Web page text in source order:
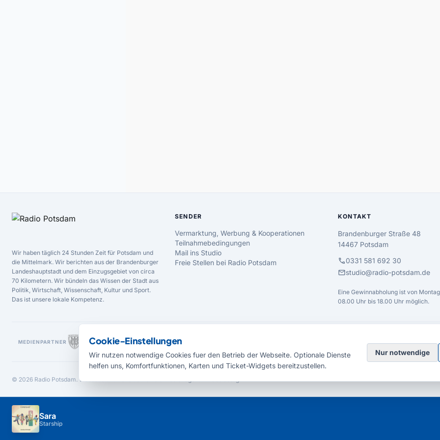
Sara
Starship
Wir haben täglich 24 Stunden Zeit für Potsdam und
die Mittelmark. Wir berichten aus der Brandenburger
Landeshauptstadt und dem Einzugsgebiet von circa
70 Kilometern. Wir bündeln das Wissen der Stadt aus
Politik, Wirtschaft, Wissenschaft, Kultur und Sport.
Das ist unsere lokale Kompetenz.
SENDER
Vermarktung, Werbung & Kooperationen
Teilnahmebedingungen
Mail ins Studio
Freie Stellen bei Radio Potsdam
KONTAKT
Brandenburger Straße 48
14467 Potsdam
call0331 581 692 30
mailstudio@radio-potsdam.de
Eine Gewinnabholung ist von
08.00 Uhr bis 18.00 Uhr möglich.
MEDIENPARTNER
© 2026 Radio Potsdam. Webseite entwickelt durch dieMedienagentur Babelsberg
Cookie-Einstellungen
Wir nutzen notwendige Cookies fuer den Betrieb der Webseite. Optionale Dienste
helfen uns, Komfortfunktionen, Karten und Ticket-Widgets bereitzustellen.
Nur notwendige